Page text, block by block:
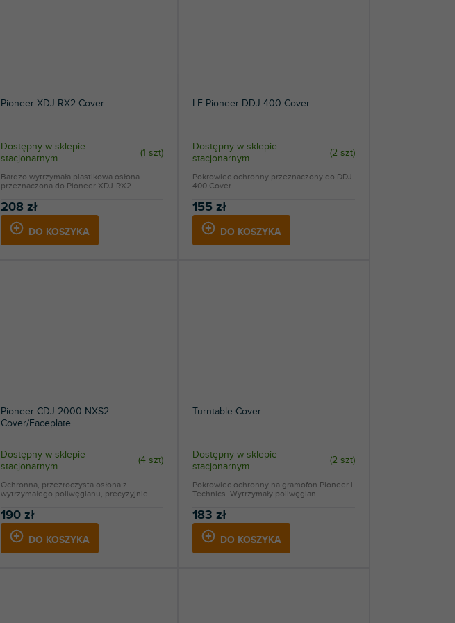
Pioneer XDJ-RX2 Cover
Dostępny w sklepie
stacjonarnym
(1 szt)
208 zł
DO KOSZYKA
Bardzo wytrzymała plastikowa osłona
przeznaczona do Pioneer XDJ-RX2.
LE Pioneer DDJ-400 Cover
Dostępny w sklepie
stacjonarnym
(2 szt)
155 zł
DO KOSZYKA
Pokrowiec ochronny przeznaczony do DDJ-
400 Cover.
Pioneer CDJ-2000 NXS2
Cover/Faceplate
Dostępny w sklepie
stacjonarnym
(4 szt)
190 zł
DO KOSZYKA
Ochronna, przezroczysta osłona z
wytrzymałego poliwęglanu, precyzyjnie...
Turntable Cover
Dostępny w sklepie
stacjonarnym
(2 szt)
183 zł
DO KOSZYKA
Pokrowiec ochronny na gramofon Pioneer i
Technics. Wytrzymały poliwęglan....